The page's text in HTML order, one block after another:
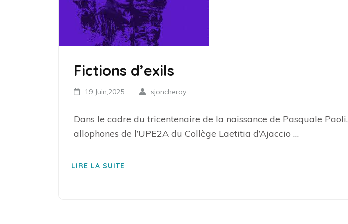
Fictions d’exils
19 Juin,2025 sjoncheray
Dans le cadre du tricentenaire de la naissance de Pasquale
allophones de l’UPE2A du Collège Laetitia d’Ajaccio …
LIRE LA SUITE